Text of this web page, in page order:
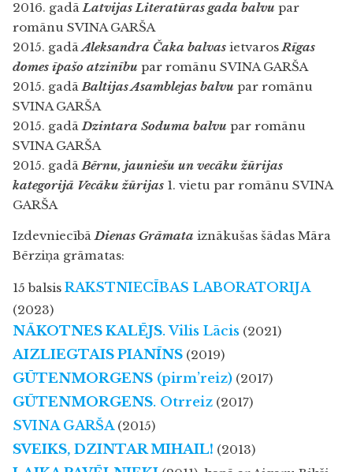
2016. gadā Latvijas Literatūras gada balvu par
romānu SVINA GARŠA
2015. gadāAleksandra Čaka balvas ietvaros Rīgas
domes īpašo atzinību par romānu SVINA GARŠA
2015. gadā Baltijas Asamblejas balvu par romānu
SVINA GARŠA
2015. gadā Dzintara Soduma balvu par romānu
SVINA GARŠA
2015. gadā Bērnu, jauniešu un vecāku žūrijas
kategorijā Vecāku žūrijas 1. vietu par romānu SVINA
GARŠA
IzdevniecībāDienas Grāmata iznākušas šādas Māra
Bērziņa grāmatas:
15 balsis RAKSTNIECĪBAS LABORATORIJA
(2023)
NĀKOTNES KALĒJS. Vilis Lācis (2021)
AIZLIEGTAIS PIANĪNS (2019)
GŪTENMORGENS (pirm’reiz) (2017)
GŪTENMORGENS. Otrreiz (2017)
SVINA GARŠA(2015)
SVEIKS, DZINTAR MIHAIL! (2013)